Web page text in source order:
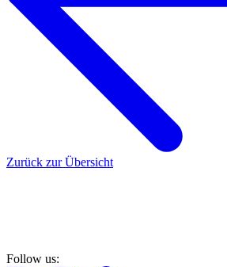
Zurück zur Übersicht
Follow us: